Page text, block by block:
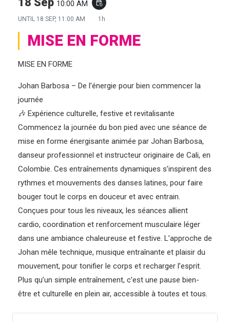
10:00 AM event_repeat
UNTIL 18 SEP, 11:00 AM 1h
MISE EN FORME
MISE EN FORME
Johan Barbosa – De l’énergie pour bien commencer la
journée
🎶 Expérience culturelle, festive et revitalisante
Commencez la journée du bon pied avec une séance de
mise en forme énergisante animée par Johan Barbosa,
danseur professionnel et instructeur originaire de Cali, en
Colombie. Ces entraînements dynamiques s’inspirent des
rythmes et mouvements des danses latines, pour faire
bouger tout le corps en douceur et avec entrain.
Conçues pour tous les niveaux, les séances allient
cardio, coordination et renforcement musculaire léger
dans une ambiance chaleureuse et festive. L’approche de
Johan mêle technique, musique entraînante et plaisir du
mouvement, pour tonifier le corps et recharger l’esprit.
Plus qu’un simple entraînement, c’est une pause bien-
être et culturelle en plein air, accessible à toutes et tous.